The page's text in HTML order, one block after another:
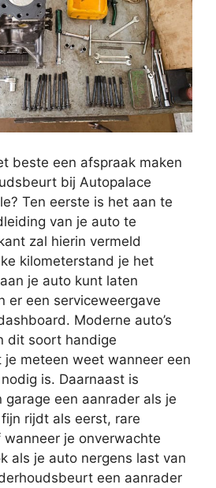
beste een afspraak maken
bij Autopalace
Ten eerste is het aan te
van je auto te
zal hierin vermeld
kilometerstand je het
je auto kunt laten
er een serviceweergave
Moderne auto’s
dit soort handige
meteen weet wanneer een
is. Daarnaast is
garage een aanrader als je
rijdt als eerst, rare
je onverwachte
als je auto nergens last van
een aanrader